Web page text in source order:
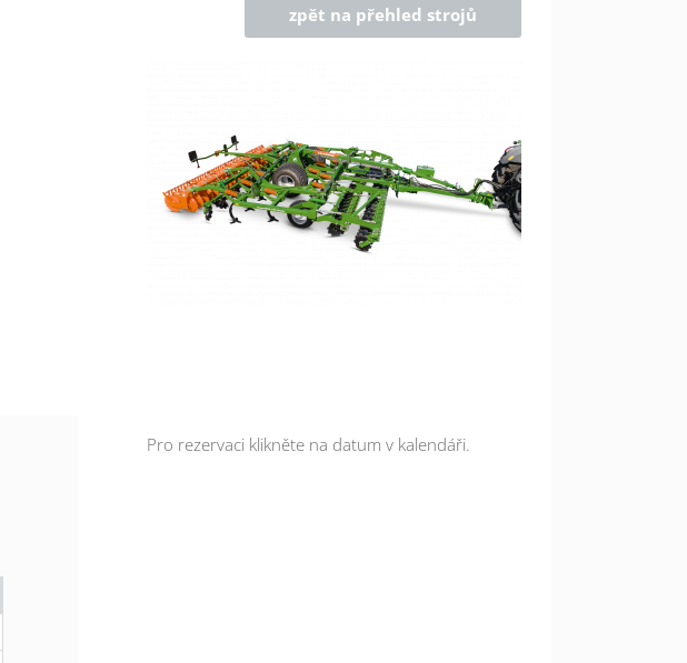
zpět na přehled strojů
Pro rezervaci klikněte na datum v kalendáři.